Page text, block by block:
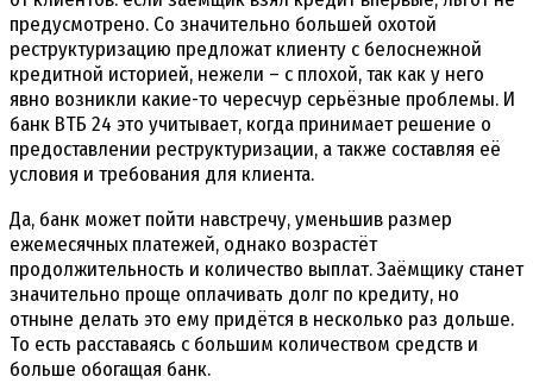
предусмотрено. Со значительно большей охотой
реструктуризацию предложат клиенту с белоснежной
кредитной историей, нежели – с плохой, так как у него
явно возникли какие-то чересчур серьёзные проблемы. И
банк ВТБ 24 это учитывает, когда принимает решение о
предоставлении реструктуризации, а также составляя её
условия и требования для клиента.
Да, банк может пойти навстречу, уменьшив размер
ежемесячных платежей, однако возрастёт
продолжительность и количество выплат. Заёмщику станет
значительно проще оплачивать долг по кредиту, но
отныне делать это ему придётся в несколько раз дольше.
То есть расставаясь с большим количеством средств и
больше обогащая банк.